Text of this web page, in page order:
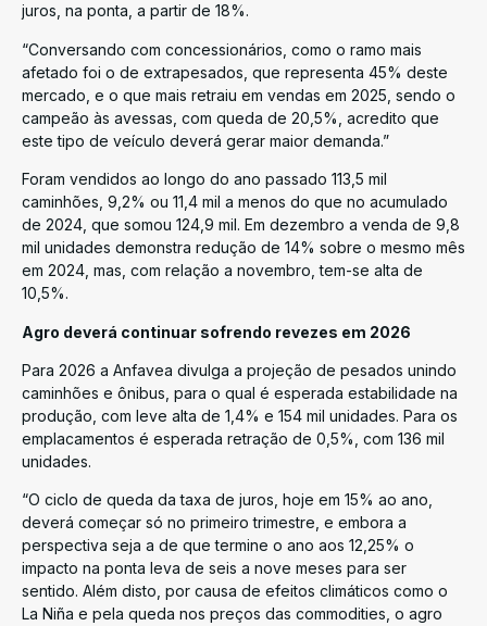
juros, na ponta, a partir de 18%.
“Conversando com concessionários, como o ramo mais
afetado foi o de extrapesados, que representa 45% deste
mercado, e o que mais retraiu em vendas em 2025, sendo o
campeão às avessas, com queda de 20,5%, acredito que
este tipo de veículo deverá gerar maior demanda.”
Foram vendidos ao longo do ano passado 113,5 mil
caminhões, 9,2% ou 11,4 mil a menos do que no acumulado
de 2024, que somou 124,9 mil. Em dezembro a venda de 9,8
mil unidades demonstra redução de 14% sobre o mesmo mês
em 2024, mas, com relação a novembro, tem-se alta de
10,5%.
Agro deverá continuar sofrendo revezes em 2026
Para 2026 a Anfavea divulga a projeção de pesados unindo
caminhões e ônibus, para o qual é esperada estabilidade na
produção, com leve alta de 1,4% e 154 mil unidades. Para os
emplacamentos é esperada retração de 0,5%, com 136 mil
unidades.
“O ciclo de queda da taxa de juros, hoje em 15% ao ano,
deverá começar só no primeiro trimestre, e embora a
perspectiva seja a de que termine o ano aos 12,25% o
impacto na ponta leva de seis a nove meses para ser
sentido. Além disto, por causa de efeitos climáticos como o
La Niña e pela queda nos preços das commodities, o agro